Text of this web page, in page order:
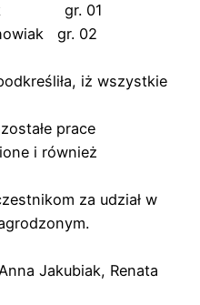
gr. 01
gr. 02
iż wszystkie
prace
i również
za udział w
Jakubiak, Renata